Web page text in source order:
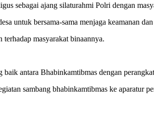
sebagai ajang silaturahmi Polri dengan
untuk bersama-sama menjaga keamanan
masyarakat binaannya.
antara Bhabinkamtibmas dengan
sambang bhabinkamtibmas ke aparatur